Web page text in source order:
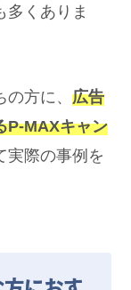
多くありま
の方に、広告
P-MAXキャン
実際の事例を